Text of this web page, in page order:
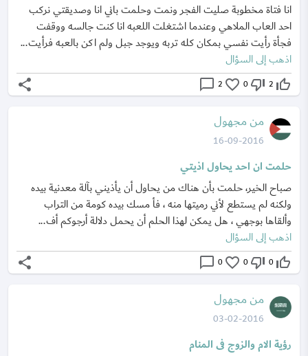
انا فتاة مخطوبة صليت الفجر ونمت وحلمت باني انا وصديقتي نركب
احد العاب الملاهي وعندما اشتغلت اللعبه انا كنت جالسه ووقفت
فجأة رأيت نفسي بمكان كله تربه ويوجد جبل ولم اكن بالعبه فرأيت...
اذهب إلى السؤال
thumb_up_off_alt
2
thumb_down_off_alt
0
favorite_border
2
chat_bubble_outline
share
من مجهول
16-09-2016
حلمت ان احد يحاول اذيتي
صباح الخير، حلمت بأن هناك من يحاول أن يأذيني بآلة معدنية بيده
ولكنه لم يستطع لأني رميتها منه ، فأ مسك بيده كومة من التراب
وألقاها بوجهي ، هل يمكن لهذا الحلم أن يحمل دلالة أرجوكم أف...
اذهب إلى السؤال
thumb_up_off_alt
0
thumb_down_off_alt
0
favorite_border
0
chat_bubble_outline
share
من مجهول
03-02-2016
رؤية الام والزوج فى المنام